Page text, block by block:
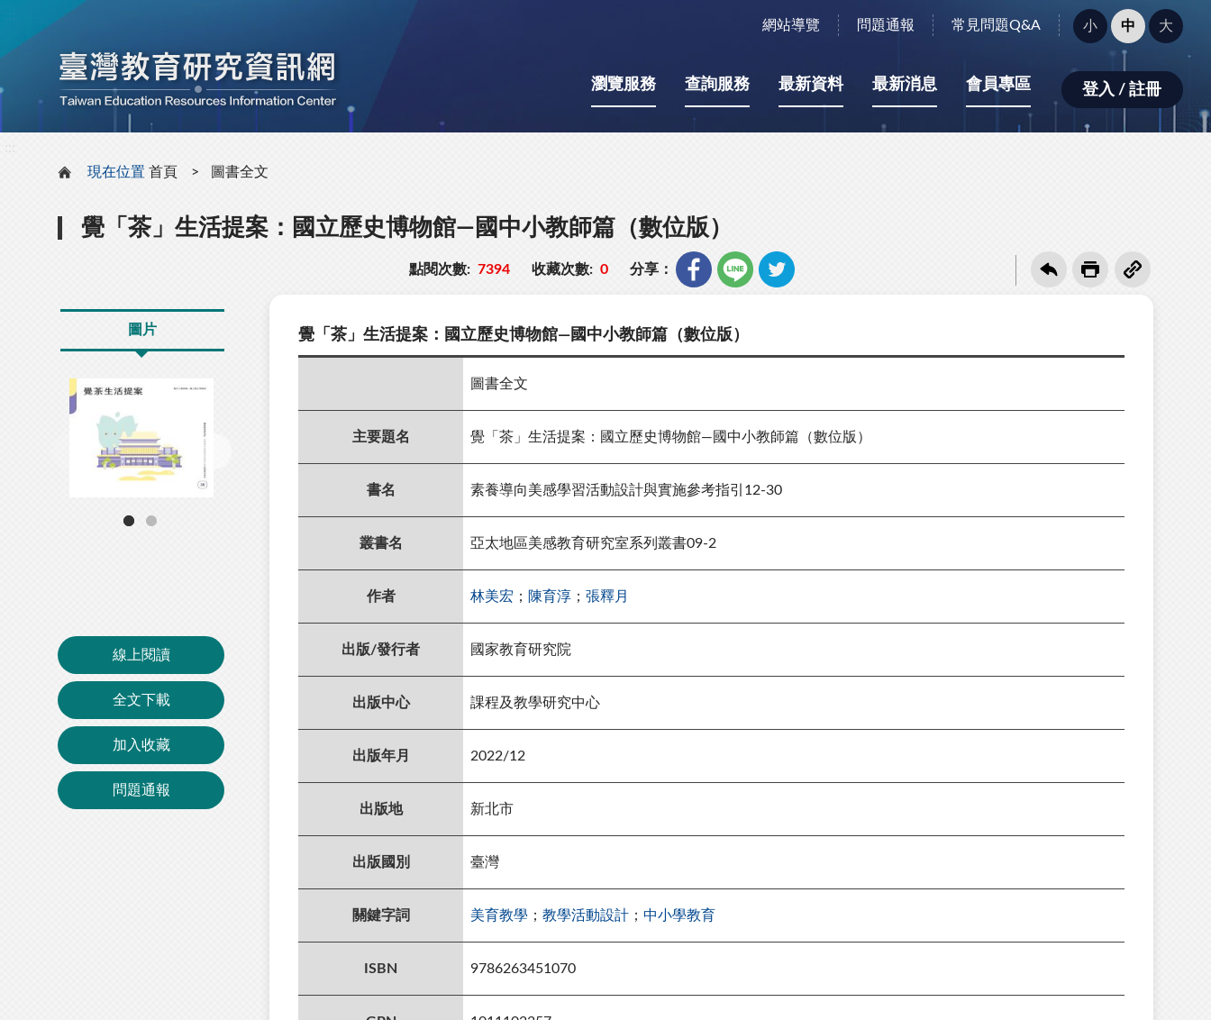
網站導覽 問題通報 常見問題Q&A
字
型
小：
小 中 大
瀏覽服務 查詢服務 最新資料 最新消息 會員專區 登入 / 註冊
現在位置 首頁 圖書全文
覺「茶」生活提案：國立歷史博物館—國中小教師篇（數位版）
點閱次數: 7394 收藏次數: 0 分享：
圖片
線上閱讀
全文下載
加入收藏
問題通報
覺「茶」生活提案：國立歷史博物館—國中小教師篇（數位版）
圖書全文
主要題名 覺「茶」生活提案：國立歷史博物館—國中小教師篇（數位版）
書名 素養導向美感學習活動設計與實施參考指引12-30
叢書名 亞太地區美感教育研究室系列叢書09-2
作者 林美宏 ； 陳育淳 ； 張釋月
出版/發行者 國家教育研究院
出版中心 課程及教學研究中心
出版年月 2022/12
出版地 新北市
出版國別 臺灣
關鍵字詞 美育教學 ； 教學活動設計 ； 中小學教育
ISBN 9786263451070